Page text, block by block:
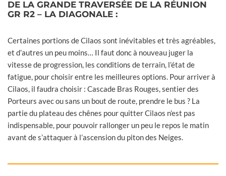
DE LA GRANDE TRAVERSÉE DE LA RÉUNION
GR R2 – LA DIAGONALE :
Certaines portions de Cilaos sont inévitables et très agréables,
et d’autres un peu moins… Il faut donc à nouveau juger la
vitesse de progression, les conditions de terrain, l’état de
fatigue, pour choisir entre les meilleures options. Pour arriver à
Cilaos, il faudra choisir : Cascade Bras Rouges, sentier des
Porteurs avec ou sans un bout de route, prendre le bus ? La
partie du plateau des chênes pour quitter Cilaos n’est pas
indispensable, pour pouvoir rallonger un peu le repos le matin
avant de s’attaquer à l’ascension du piton des Neiges.